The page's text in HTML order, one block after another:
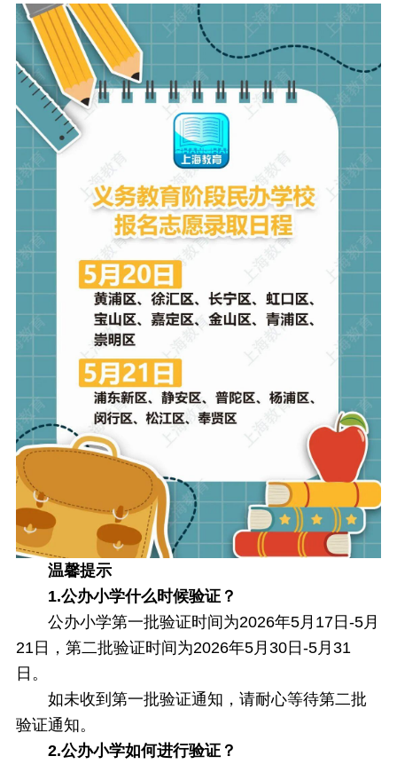
温馨提示
1.公办小学什么时候验证？
公办小学第一批验证时间为2026年5月17日-5月
21日，第二批验证时间为2026年5月30日-5月31
日。
如未收到第一批验证通知，请耐心等待第二批
验证通知。
2.公办小学如何进行验证？